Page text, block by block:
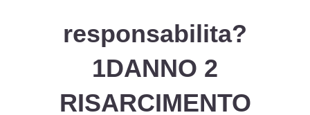
responsabilita?
1DANNO 2
RISARCIMENTO